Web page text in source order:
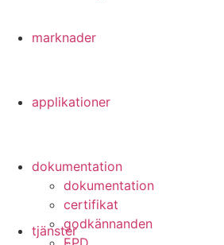
marknader
applikationer
dokumentation
dokumentation
certifikat
godkännanden
tjänster